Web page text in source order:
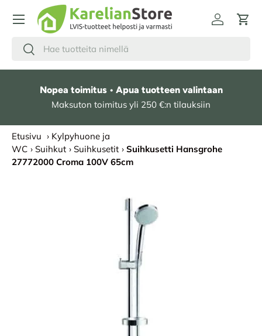
HYPPÄÄ SISÄLTÖÖN
Hae
Etsi
Kirjaudu
Nopea toimitus • Apua tuotteen valintaan
Maksuton toimitus yli 250 €:n tilauksiin
Etusivu › Kylpyhuone ja
WC › Suihkut › Suihkusetit › Suihkusetti Hansgrohe
27772000 Croma 100V 65cm